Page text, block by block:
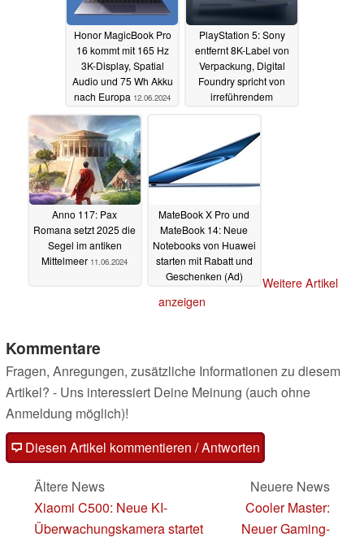
Honor MagicBook Pro
16 kommt mit 165 Hz
3K-Display, Spatial
Audio und 75 Wh Akku
nach Europa 12.06.2024
PlayStation 5: Sony
entfernt 8K-Label von
Verpackung, Digital
Foundry spricht von
irreführendem
Anno 117: Pax
Romana setzt 2025 die
Segel im antiken
Mittelmeer 11.06.2024
MateBook X Pro und
MateBook 14: Neue
Notebooks von Huawei
starten mit Rabatt und
Geschenken (Ad)
Weitere Artikel
anzeigen
Kommentare
Fragen, Anregungen, zusätzliche Informationen zu diesem
Artikel? - Uns interessiert Deine Meinung (auch ohne
Anmeldung möglich)!
Diesen Artikel kommentieren / Antworten
Ältere News
Xiaomi C500: Neue KI-
Überwachungskamera startet
Neuere News
Cooler Master:
Neuer Gaming-